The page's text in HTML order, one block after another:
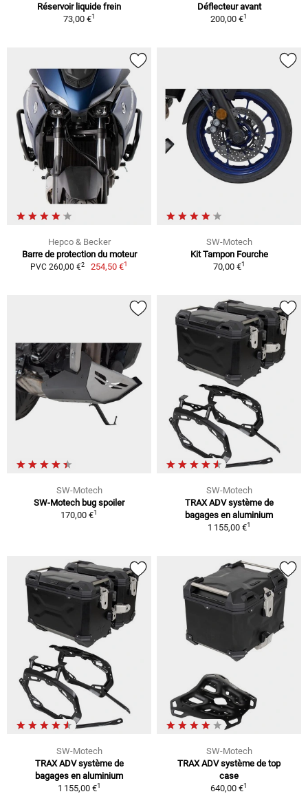
Réservoir liquide frein
73,00 €1
Déflecteur avant
200,00 €1
Hepco & Becker
Barre de protection du moteur
PVC 260,00 €2 254,50 €1
SW-Motech
Kit Tampon Fourche
70,00 €1
SW-Motech
SW-Motech bug spoiler
170,00 €1
SW-Motech
TRAX ADV système de
bagages en aluminium
1 155,00 €1
SW-Motech
TRAX ADV système de
bagages en aluminium
1 155,00 €1
SW-Motech
TRAX ADV système de top
case
640,00 €1